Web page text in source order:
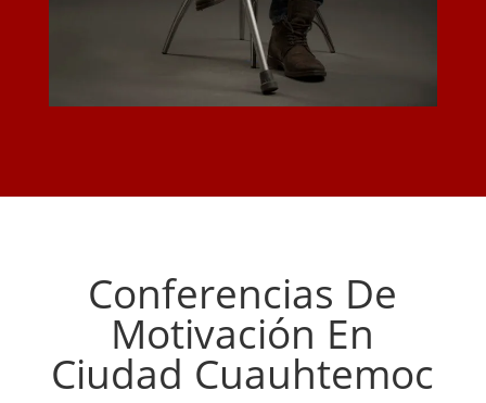
Conferencias De
Motivación En
Ciudad Cuauhtemoc